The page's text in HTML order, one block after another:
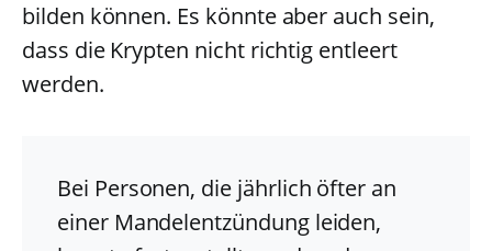
bilden können. Es könnte aber auch sein,
dass die Krypten nicht richtig entleert
werden.
Bei Personen, die jährlich öfter an
einer Mandelentzündung leiden,